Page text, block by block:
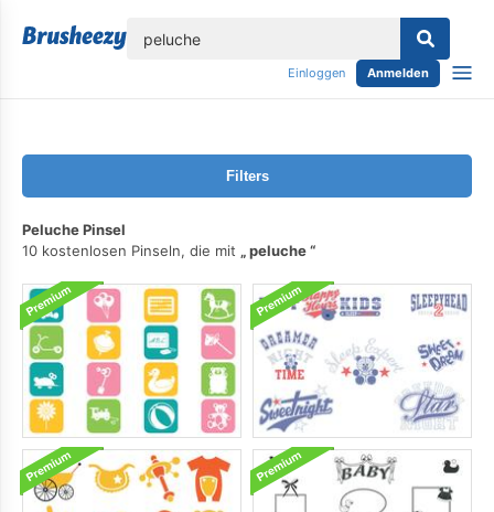
Einloggen Anmelden
Filters
Peluche Pinsel
10 kostenlosen Pinseln, die mit
peluche